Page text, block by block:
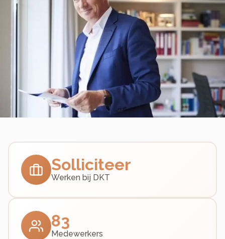
Solliciteer
Werken bij DKT
83
Medewerkers